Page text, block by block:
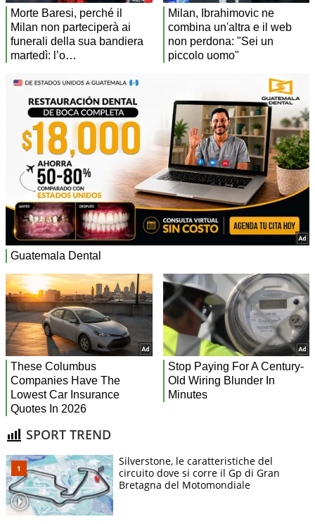
SPORT TREND
Silverstone, le caratteristiche del
circuito dove si corre il Gp di Gran
Bretagna del Motomondiale